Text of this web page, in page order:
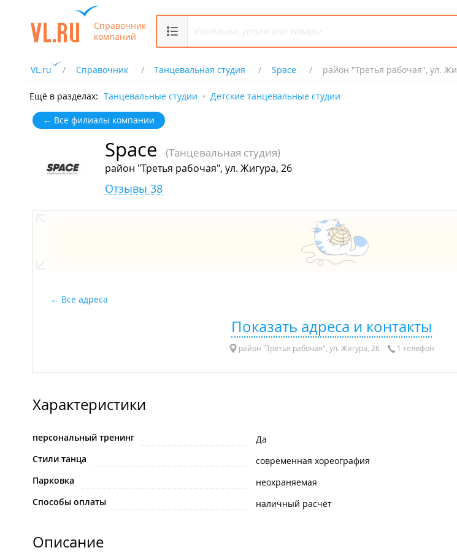
Справочник
компаний
VL.ru Справочник Танцевальная студия Space район "Третья рабочая", ул.
Ещё в разделах: Танцевальные студии Детские танцевальные студии
← Все филиалы компании
Space (Танцевальная студия)
район "Третья рабочая", ул. Жигура, 26
Отзывы 38
Все адреса
Показать адреса и контакты
район "Третья рабочая", ул. Жигура, 26 1 телефон
Характеристики
персональный тренинг
Да
Стили танца
современная хореография
Парковка
неохраняемая
Способы оплаты
наличный расчёт
Описание